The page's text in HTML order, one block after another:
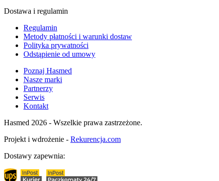
Dostawa i regulamin
Regulamin
Metody płatności i warunki dostaw
Polityka prywatności
Odstąpienie od umowy
Poznaj Hasmed
Nasze marki
Partnerzy
Serwis
Kontakt
Hasmed 2026 - Wszelkie prawa zastrzeżone.
Projekt i wdrożenie - Rekurencja.com
Dostawy zapewnia: